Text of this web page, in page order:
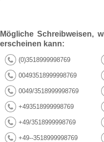
Mögliche Schreibweisen,
erscheinen kann:
(0)3518999998769
00493518999998769
0049/3518999998769
+493518999998769
+49/3518999998769
+49--3518999998769